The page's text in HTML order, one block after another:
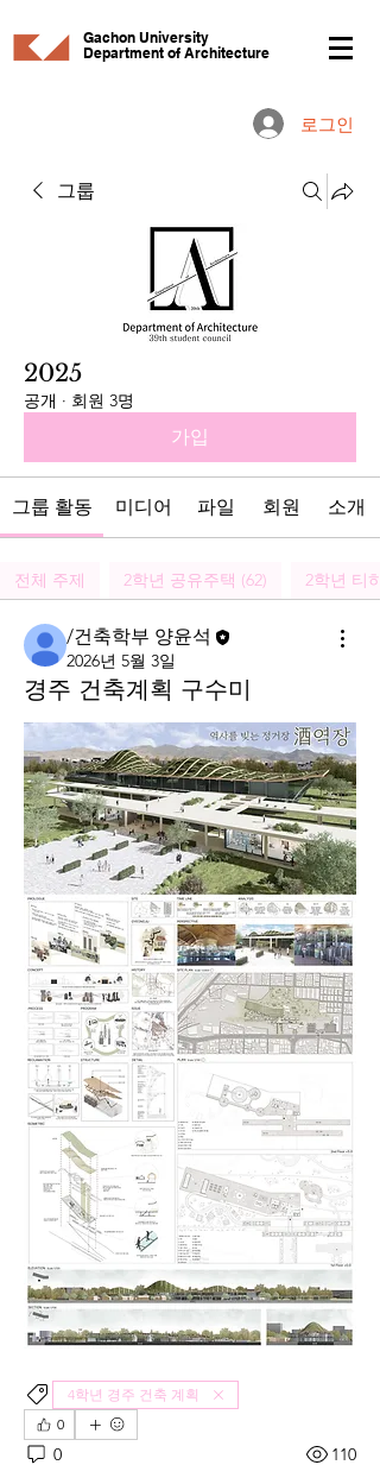
Gachon University
Department of Architecture
로그인
그룹
2025
공개 · 회원 3명
가입
그룹 활동 미디어 파일 회원 소개
전체 주제 2학년 공유주택 (62) 2학년 티
/건축학부 양윤석
2026년 5월 3일
경주 건축계획 구수미
4학년 경주 건축 계획
0
0 110